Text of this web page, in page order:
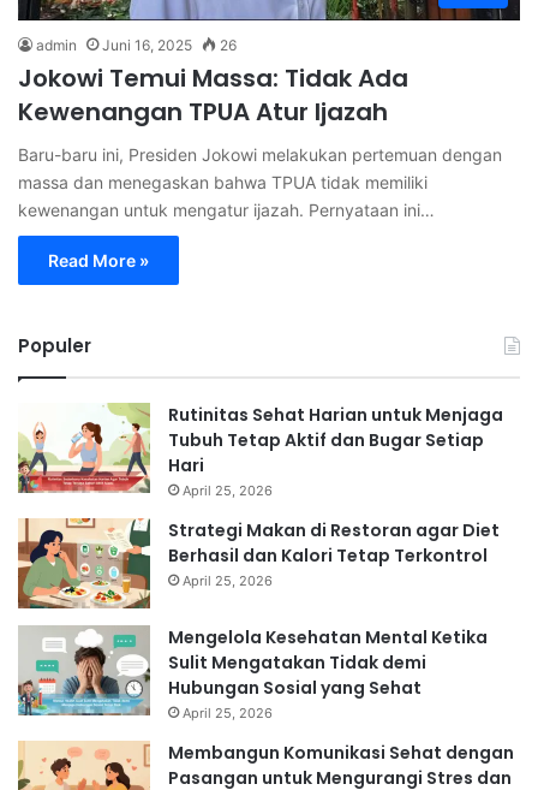
admin Juni 16, 2025 26
Jokowi Temui Massa: Tidak Ada
Kewenangan TPUA Atur Ijazah
Baru-baru ini, Presiden Jokowi melakukan pertemuan dengan
massa dan menegaskan bahwa TPUA tidak memiliki
kewenangan untuk mengatur ijazah. Pernyataan ini…
Read More »
Populer
Rutinitas Sehat Harian untuk Menjaga
Tubuh Tetap Aktif dan Bugar Setiap
Hari
April 25, 2026
Strategi Makan di Restoran agar Diet
Berhasil dan Kalori Tetap Terkontrol
April 25, 2026
Mengelola Kesehatan Mental Ketika
Sulit Mengatakan Tidak demi
Hubungan Sosial yang Sehat
April 25, 2026
Membangun Komunikasi Sehat dengan
Pasangan untuk Mengurangi Stres dan